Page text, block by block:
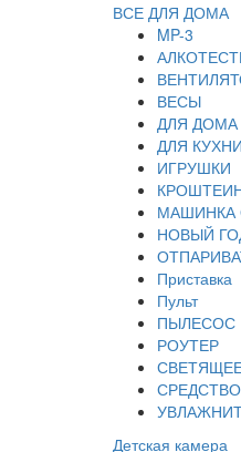
ВСЕ ДЛЯ ДОМА
MP-3
ВЕСЫ
ДЛЯ ДОМА
ДЛЯ КУХНИ
ИГРУШКИ
МАШИНКА
НОВЫЙ
Приставка
Пульт
ПЫЛЕСОС
РОУТЕР
Детская камера